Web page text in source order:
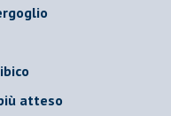
atteso